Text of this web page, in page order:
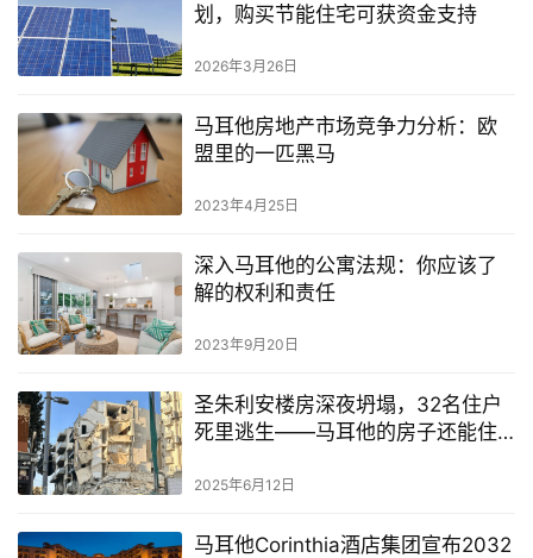
划，购买节能住宅可获资金支持
2026年3月26日
马耳他房地产市场竞争力分析：欧
盟里的一匹黑马
2023年4月25日
深入马耳他的公寓法规：你应该了
解的权利和责任
2023年9月20日
圣朱利安楼房深夜坍塌，32名住户
死里逃生——马耳他的房子还能住
2025年6月12日
马耳他Corinthia酒店集团宣布2032